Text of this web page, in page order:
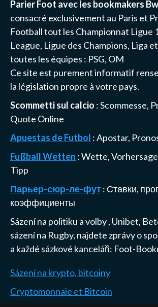
Parier Foot avec les bookmakers
consacré exclusivement au Paris et
Football tout les Championnat Ligue
League, Ligue des Champions, Liga
toutes les équipes : PSG, OM
Ce site est purement informatif
la législation propre à votre pays.
Scommetti sul calcio : Scommesse,
Quote Online
Apuestas de Futbol : Apostar,
Fußball Wetten : Wette,
Tipp
Парьер-сюр-ле-фут: Ставки,
коэффициенты
Sázení na politiku a volby, Unibet,
sázení na Rugby, najdete zprávy o
a každé sázkové kanceláři: Foot-
Sázení na krypto, bitcoiny
Cryptomonnaie et Bitcoin